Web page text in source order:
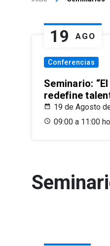
19 AGO
Conferencias
Seminario:
redefine
19 de Agosto
09:00 a 11:00